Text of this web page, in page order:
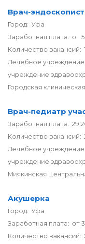
Врач-эндоскопист
Город: Уфа
Заработная плата: от
Количество вакансий: 1
Лечебное
учреждение
Городская
Врач-педиатр
Заработная плата: 29
Количество вакансий:
Лечебное
учреждение
Миякинская
Акушерка
Город: Уфа
Заработная плата: от
Количество вакансий: